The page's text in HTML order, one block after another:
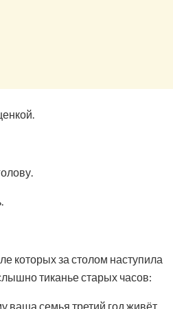
которых за столом наступила
тиканье старых часов:
ваша семья третий год живёт